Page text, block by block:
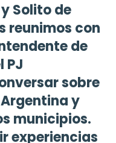
Solito de
reunimos con
de
PJ
sobre
y
municipios.
experiencias